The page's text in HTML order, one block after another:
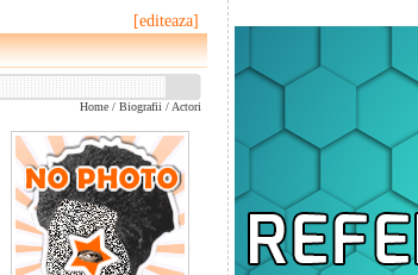
[editeaza]
Home / Biografii / Actori